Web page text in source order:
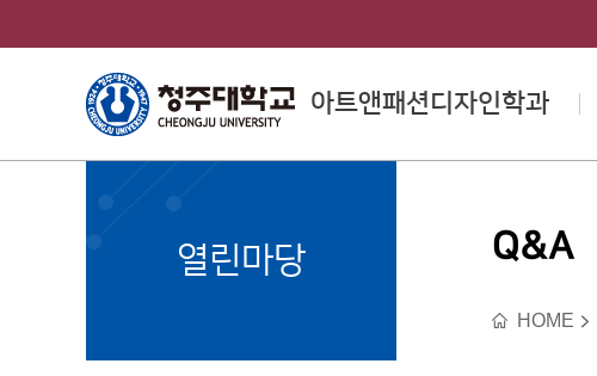
아트앤패션디자인학과
College of Arts
열린마당 Q&A
HOME